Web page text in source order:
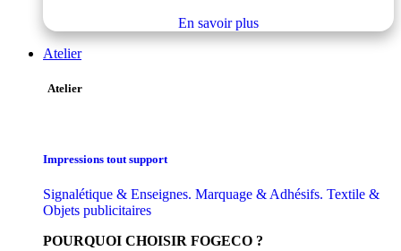
En savoir plus
Atelier
Atelier
Impressions tout support
Signalétique & Enseignes. Marquage & Adhésifs. Textile &
Objets publicitaires
POURQUOI CHOISIR FOGECO ?